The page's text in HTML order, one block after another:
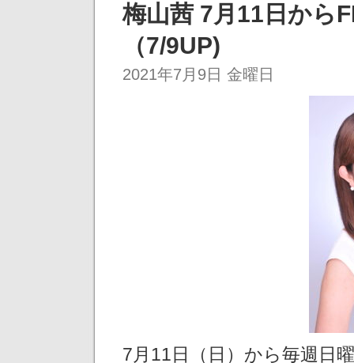
梅山茜 7月11日から
（7/9UP)
2021年7月9日 金曜日
7月11日（日）から毎週日